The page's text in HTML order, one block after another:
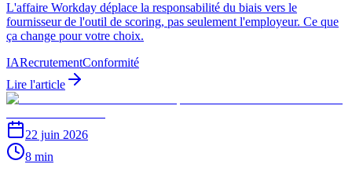
L'affaire Workday déplace la responsabilité du biais vers le
fournisseur de l'outil de scoring, pas seulement l'employeur. Ce que
ça change pour votre choix.
IARecrutementConformité
Lire l'article
22 juin 2026
8 min